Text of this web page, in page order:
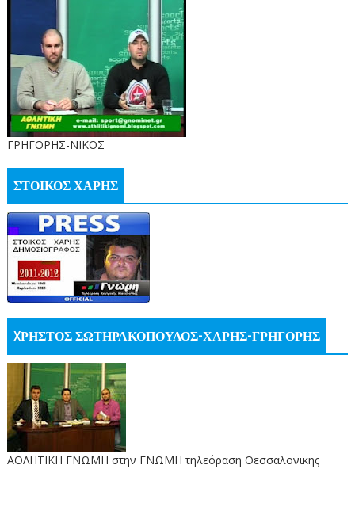
ΓΡΗΓΟΡΗΣ-ΝΙΚΟΣ
ΣΤΟΙΚΟΣ ΧΑΡΗΣ
XΡΗΣΤΟΣ ΣΩΤΗΡΑΚΟΠΟΥΛΟΣ-ΧΑΡΗΣ-ΓΡΗΓΟΡΗΣ
ΑΘΛΗΤΙΚΗ ΓΝΩΜΗ στην ΓΝΩΜΗ τηλεόραση Θεσσαλονικης